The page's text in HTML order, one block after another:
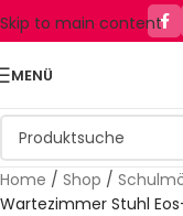
Skip to main content
MENÜ
Home / Shop /
Wartezimmer Stuhl